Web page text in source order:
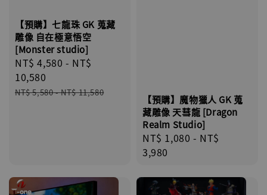
【預購】七龍珠 GK 蒐藏
雕像 自在極意悟空
[Monster studio]
Sale
price
NT$ 4,580 - NT$
10,580
Regular
NT$ 5,580-NT$ 11,580
【預購】魔物獵人 GK 蒐
藏雕像 天彗龍 [Dragon
Realm Studio]
Regular
price
NT$ 1,080 - NT$
3,980